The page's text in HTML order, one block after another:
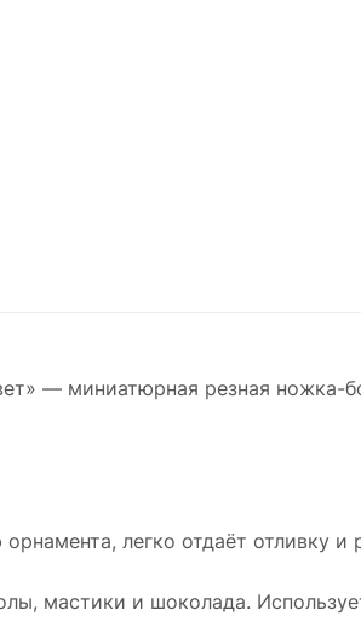
— миниатюрная резная ножка-
легко отдаёт отливку и
мастики и шоколада.